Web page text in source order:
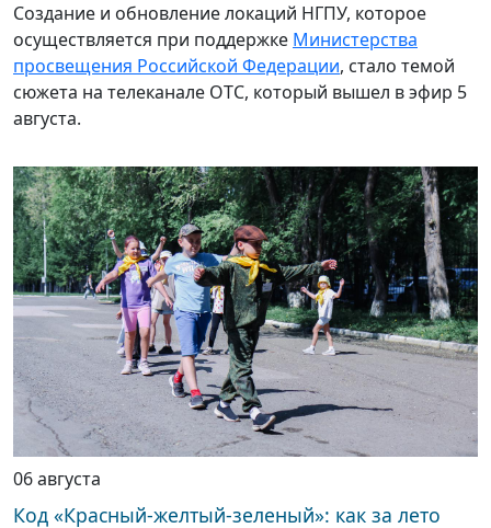
Создание и обновление локаций НГПУ, которое
осуществляется при поддержке Министерства
просвещения Российской Федерации, стало темой
сюжета на телеканале ОТС, который вышел в эфир 5
августа.
06 августа
Код «Красный-желтый-зеленый»: как за лето